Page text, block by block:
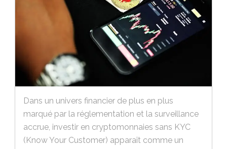
Dans un univers financier de plus en plus
marqué par la réglementation et la surveillance
accrue, investir en cryptomonnaies sans KYC
(Know Your Customer) apparaît comme un